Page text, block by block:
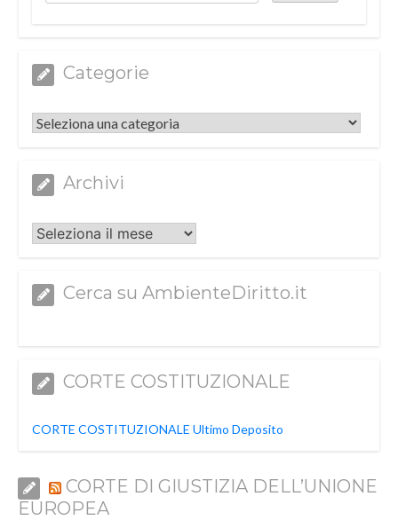
Categorie
Categorie
Archivi
Archivi
Cerca su AmbienteDiritto.it
CORTE COSTITUZIONALE
CORTE COSTITUZIONALE Ultimo Deposito
CORTE DI GIUSTIZIA DELL’UNIONE
EUROPEA